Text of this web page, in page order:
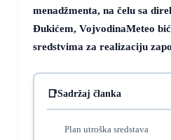
menadžmenta, na čelu sa
Đukićem, VojvodinaMeteo
sredstvima za realizaciju
Sadržaj članka
Plan utroška sredstava